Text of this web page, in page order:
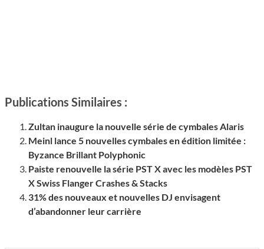
Publications Similaires :
Zultan inaugure la nouvelle série de cymbales Alaris
Meinl lance 5 nouvelles cymbales en édition limitée :
Byzance Brillant Polyphonic
Paiste renouvelle la série PST X avec les modèles PST
X Swiss Flanger Crashes & Stacks
31% des nouveaux et nouvelles DJ envisagent
d’abandonner leur carrière